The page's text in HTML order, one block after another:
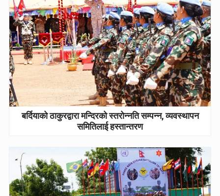
बर्दियाको ठाकुरद्वारा मन्दिरको स्तरोन्नति सम्पन्न, व्यवस्थापन
समितिलाई हस्तान्तरण